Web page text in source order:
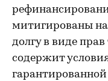
митигированы
долгу в виде
содержит